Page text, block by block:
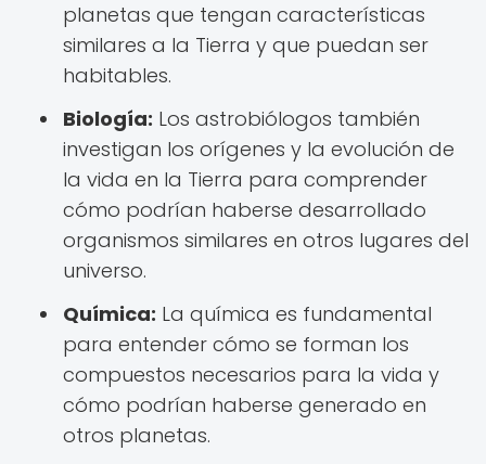
planetas que tengan características
similares a la Tierra y que puedan ser
habitables.
Biología: Los astrobiólogos también
investigan los orígenes y la evolución de
la vida en la Tierra para comprender
cómo podrían haberse desarrollado
organismos similares en otros lugares del
universo.
Química: La química es fundamental
para entender cómo se forman los
compuestos necesarios para la vida y
cómo podrían haberse generado en
otros planetas.